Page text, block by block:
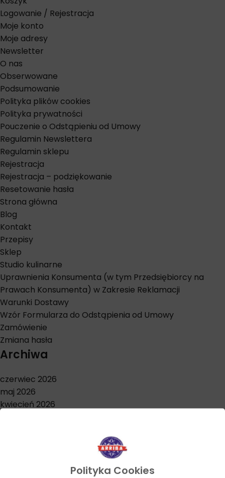
Polityka Cookies
Logowanie / Rejestracja
Moje konto
Moje adresy
Newsletter
O nas
Obserwowane
Podsumowanie
Polityka plików cookies
Polityka prywatności
Pouczenie o Odstąpieniu od Umowy
Regulamin Newslettera
Regulamin sklepu
Rejestracja
Rejestracja – podziękowanie
Resetowanie hasła
Strona główna
Blog
Kontakt
Przepisy
Sklep
Studio kulinarne
Uprawnienia Konsumenta (w tym Przedsiębiorcy na
Prawach Konsumenta) w Zakresie Reklamacji
Warunki Dostawy
Wzór Formularza do Odstąpienia od Umowy
Zamówienie
Zmiana hasła
Archiwa
czerwiec 2026
maj 2026
kwiecień 2026